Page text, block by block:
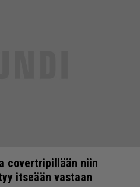
covertripillään niin
itseään vastaan